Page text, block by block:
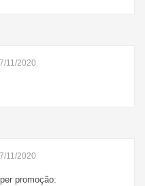
11/2020
11/2020
promoção: